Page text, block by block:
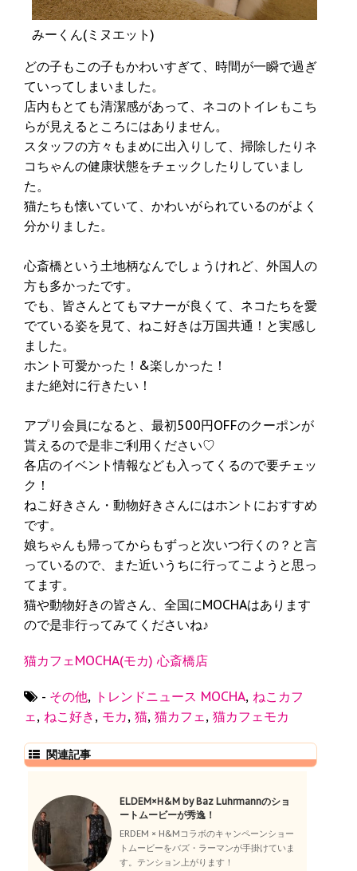
みーくん(ミヌエット)
どの子もこの子もかわいすぎて、時間が一瞬で過ぎ
ていってしまいました。
店内もとても清潔感があって、ネコのトイレもこち
らが見えるところにはありません。
スタッフの方々もまめに出入りして、掃除したりネ
コちゃんの健康状態をチェックしたりしていまし
た。
猫たちも懐いていて、かわいがられているのがよく
分かりました。
心斎橋という土地柄なんでしょうけれど、外国人の
方も多かったです。
でも、皆さんとてもマナーが良くて、ネコたちを愛
でている姿を見て、ねこ好きは万国共通！と実感し
ました。
ホント可愛かった！&楽しかった！
また絶対に行きたい！
アプリ会員になると、最初500円OFFのクーポンが
貰えるので是非ご利用ください♡
各店のイベント情報なども入ってくるので要チェッ
ク！
ねこ好きさん・動物好きさんにはホントにおすすめ
です。
娘ちゃんも帰ってからもずっと次いつ行くの？と言
っているので、また近いうちに行ってこようと思っ
てます。
猫や動物好きの皆さん、全国にMOCHAはあります
ので是非行ってみてくださいね♪
猫カフェMOCHA(モカ) 心斎橋店
- その他, トレンドニュース MOCHA, ねこカフ
ェ, ねこ好き , モカ, 猫, 猫カフェ, 猫カフェモカ
関連記事
ELDEM×H&M by Baz Luhrmannのショ
ートムービーが秀逸！
ERDEM × H&Mコラボのキャンペーンショー
トムービーをバズ・ラーマンが手掛けていま
す。テンション上がります！